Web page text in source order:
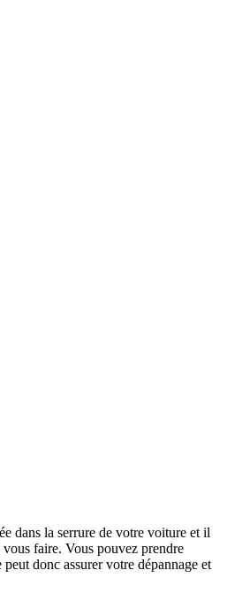
dans la serrure de votre voiture et il
faire. Vous pouvez prendre
donc assurer votre dépannage et